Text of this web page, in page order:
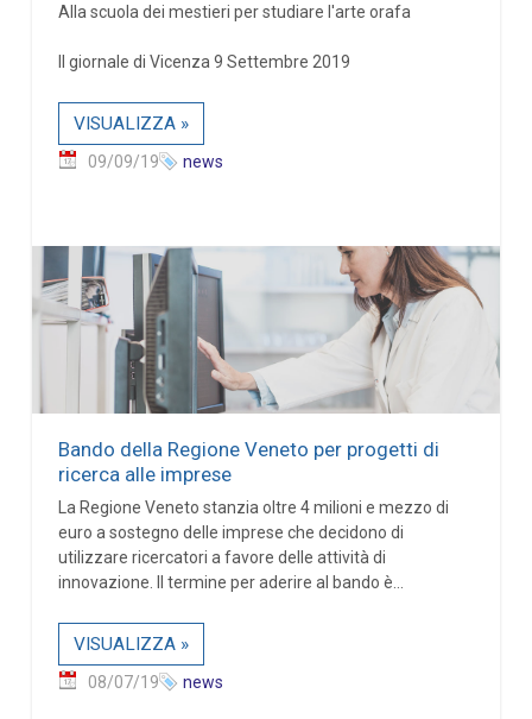
Alla scuola dei mestieri per studiare l'arte orafa
Il giornale di Vicenza 9 Settembre 2019
VISUALIZZA »
09/09/19 news
Bando della Regione Veneto per progetti di
ricerca alle imprese
La Regione Veneto stanzia oltre 4 milioni e mezzo di
euro a sostegno delle imprese che decidono di
utilizzare ricercatori a favore delle attività di
innovazione. Il termine per aderire al bando è...
VISUALIZZA »
08/07/19 news